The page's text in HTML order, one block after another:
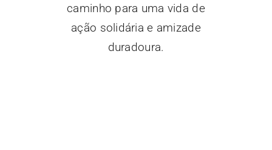
caminho para uma vida de
ação solidária e amizade
duradoura.